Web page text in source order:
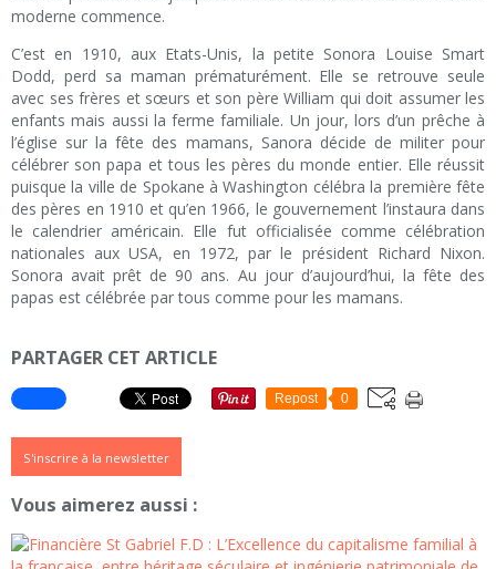
moderne commence.
C’est en 1910, aux Etats-Unis, la petite Sonora Louise Smart
Dodd, perd sa maman prématurément. Elle se retrouve seule
avec ses frères et sœurs et son père William qui doit assumer les
enfants mais aussi la ferme familiale. Un jour, lors d’un prêche à
l’église sur la fête des mamans, Sanora décide de militer pour
célébrer son papa et tous les pères du monde entier. Elle réussit
puisque la ville de Spokane à Washington célébra la première fête
des pères en 1910 et qu’en 1966, le gouvernement l’instaura dans
le calendrier américain. Elle fut officialisée comme célébration
nationales aux USA, en 1972, par le président Richard Nixon.
Sonora avait prêt de 90 ans. Au jour d’aujourd’hui, la fête des
papas est célébrée par tous comme pour les mamans.
PARTAGER CET ARTICLE
Repost 0
S'inscrire à la newsletter
Vous aimerez aussi :